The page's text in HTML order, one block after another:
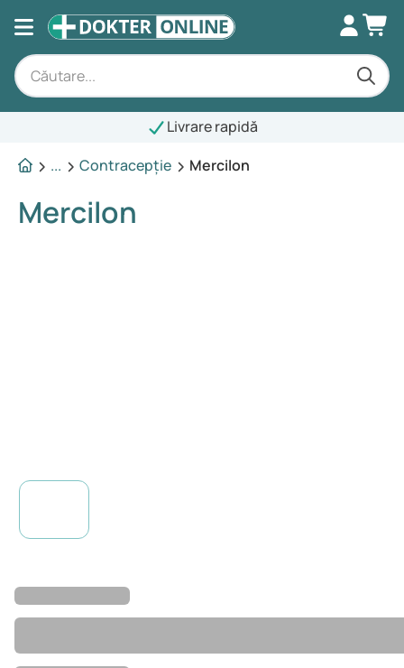
Livrare rapidă
...
Contracepție Mercilon
Mercilon